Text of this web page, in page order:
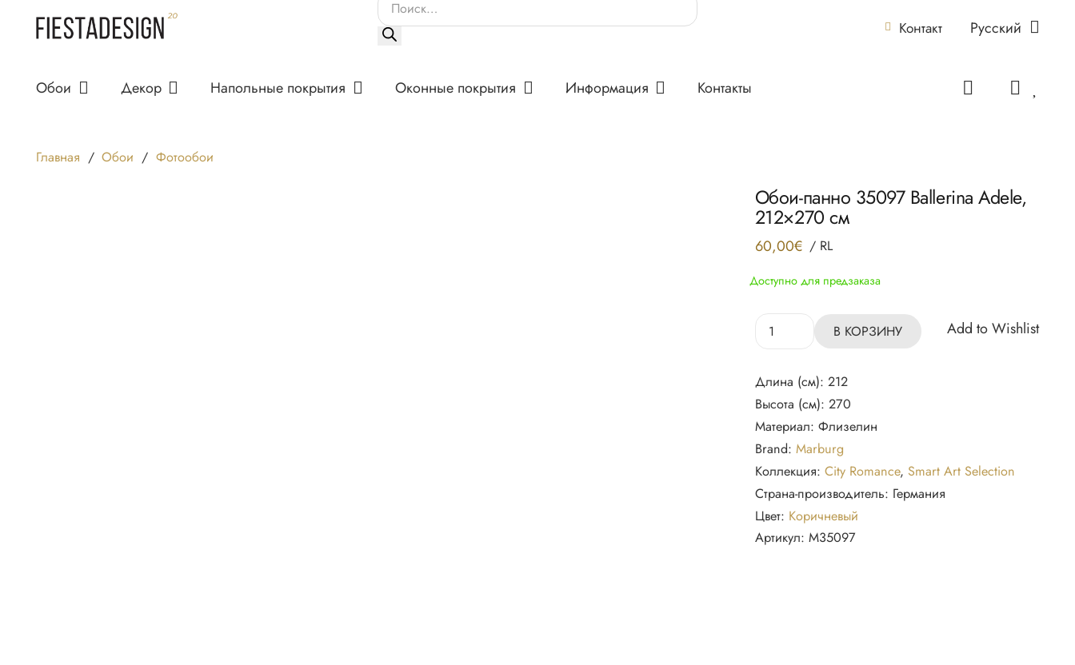
Поиск
Контакт Русский
Обои Декор Напольные покрытия Оконные покрытия Информация Контакты
Главная / Обои / Фотообои
Обои-панно 35097 Ballerina Adele,
212×270 см
60,00€ / RL
Доступно для предзаказа
Количество
панно
35097
Ballerina
Adele,
212×270
см
В КОРЗИНУ Add to Wishlist
Длина (см): 212
Высота (см): 270
Материал: Флизелин
Brand: Marburg
Коллекция: City Romance, Smart Art Selection
Страна-производитель: Германия
Цвет: Коричневый
Артикул: M35097